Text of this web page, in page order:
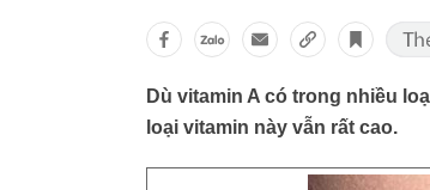
Dù vitamin A có trong nhiều
loại vitamin này vẫn rất cao.